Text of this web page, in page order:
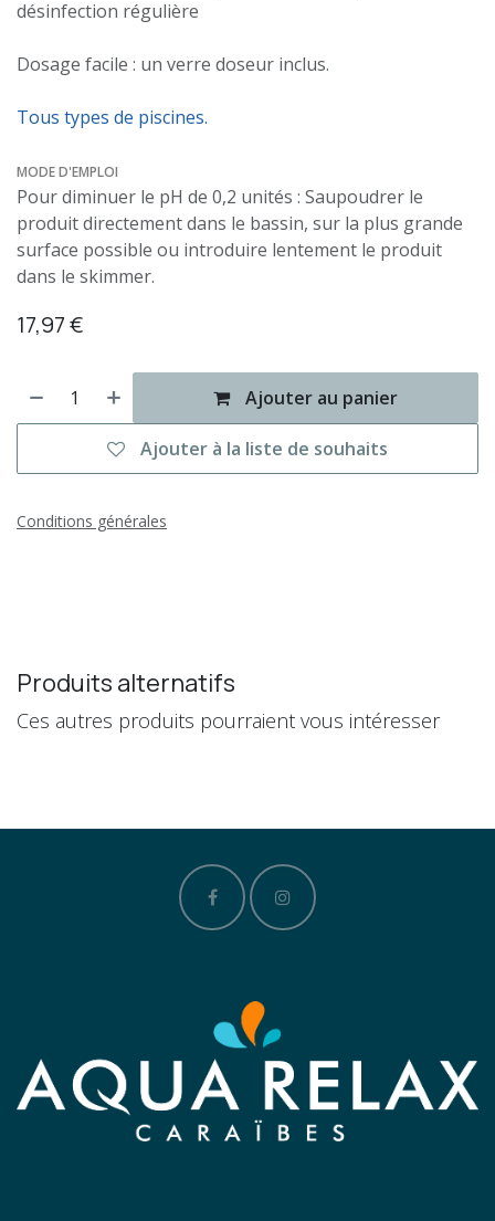
désinfection régulière
Dosage facile : un verre doseur inclus.
Tous types de piscines.
MODE D'EMPLOI
Pour diminuer le pH de 0,2 unités : Saupoudrer le
produit directement dans le bassin, sur la plus grande
surface possible ou introduire lentement le produit
dans le skimmer.
17,97€
Ajouter au panier
Ajouter à la liste de souhaits
Conditions générales
Produits alternatifs
Ces autres produits pourraient vous intéresser